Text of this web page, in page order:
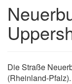
Die Straße
(Rheinland-Pfalz).